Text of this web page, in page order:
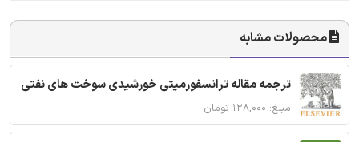
محصولات مشابه
ترجمه مقاله ترانسفورمیتی خورشیدی سوخت های نفتی
مبلغ: ۱۲۸,۰۰۰ تومان